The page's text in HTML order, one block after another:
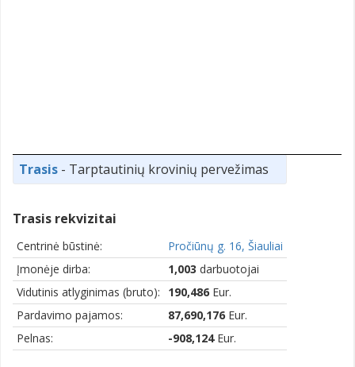
Trasis - Tarptautinių krovinių pervežimas
Trasis rekvizitai
Centrinė būstinė:
Pročiūnų g. 16, Šiauliai
Įmonėje dirba:
1,003 darbuotojai
Vidutinis atlyginimas (bruto):
190,486 Eur.
Pardavimo pajamos:
87,690,176 Eur.
Pelnas:
-908,124Eur.